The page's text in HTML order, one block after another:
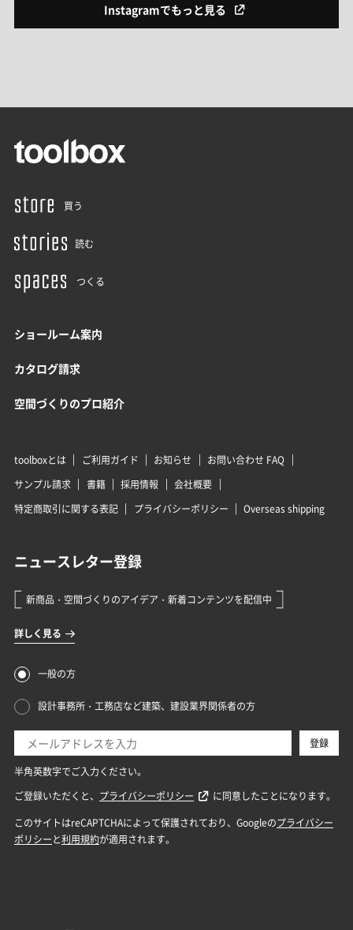
Instagramでもっと見る
買う
読む
つくる
ショールーム案内
カタログ請求
空間づくりのプロ紹介
toolboxとは ご利用ガイド お知らせ
お問い合わせ FAQ
サンプル請求
書籍 採用情報
会社概要
特定商取引に関する表記
プライバシーポリシー Overseas shipping